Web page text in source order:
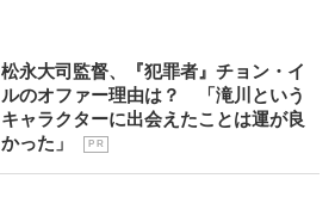
松永大司監督、『犯罪者』チョン・イ
ルのオファー理由は？ 「滝川という
キャラクターに出会えたことは運が良
かった」
P R